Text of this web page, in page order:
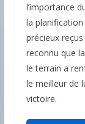
l’importance
la
précieux
reconnu que
le terrain a
le meilleur de
victoire.